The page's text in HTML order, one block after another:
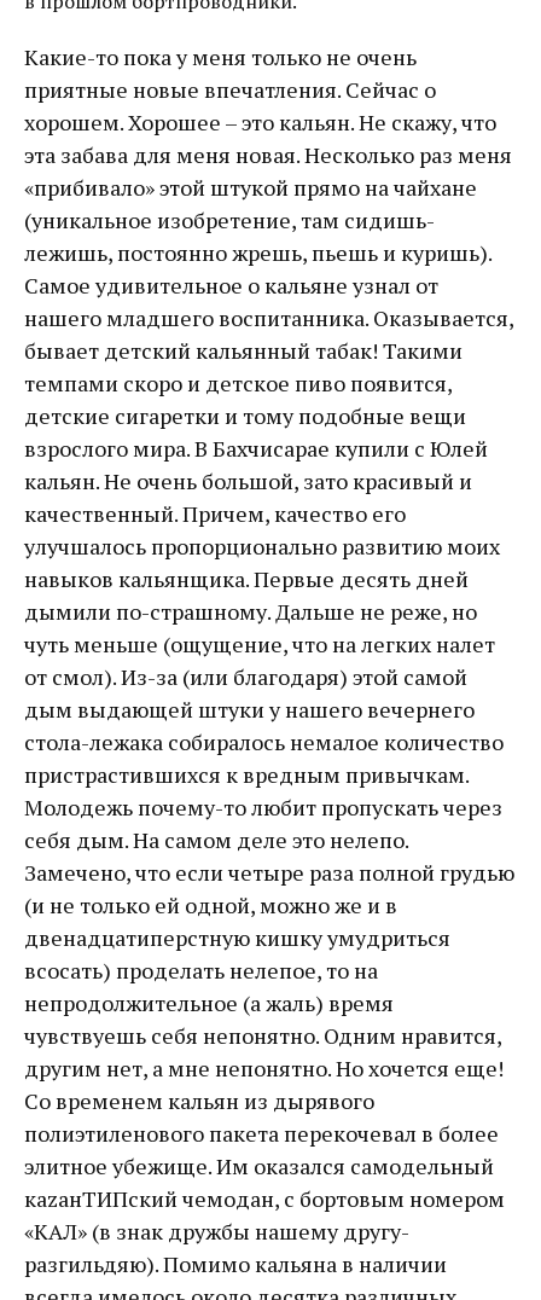
Какие-то пока у меня только не очень
приятные новые впечатления. Сейчас о
хорошем. Хорошее – это кальян. Не скажу, что
эта забава для меня новая. Несколько раз меня
«прибивало» этой штукой прямо на чайхане
(уникальное изобретение, там сидишь-
лежишь, постоянно жрешь, пьешь и куришь).
Самое удивительное о кальяне узнал от
нашего младшего воспитанника. Оказывается,
бывает детский кальянный табак! Такими
темпами скоро и детское пиво появится,
детские сигаретки и тому подобные вещи
взрослого мира. В Бахчисарае купили с Юлей
кальян. Не очень большой, зато красивый и
качественный. Причем, качество его
улучшалось пропорционально развитию моих
навыков кальянщика. Первые десять дней
дымили по-страшному. Дальше не реже, но
чуть меньше (ощущение, что на легких налет
от смол). Из-за (или благодаря) этой самой
дым выдающей штуки у нашего вечернего
стола-лежака собиралось немалое количество
пристрастившихся к вредным привычкам.
Молодежь почему-то любит пропускать через
себя дым. На самом деле это нелепо.
Замечено, что если четыре раза полной грудью
(и не только ей одной, можно же и в
двенадцатиперстную кишку умудриться
всосать) проделать нелепое, то на
непродолжительное (а жаль) время
чувствуешь себя непонятно. Одним нравится,
другим нет, а мне непонятно. Но хочется еще!
Со временем кальян из дырявого
полиэтиленового пакета перекочевал в более
элитное убежище. Им оказался самодельный
каzанТИПский чемодан, с бортовым номером
«КАЛ» (в знак дружбы нашему другу-
разгильдяю). Помимо кальяна в наличии